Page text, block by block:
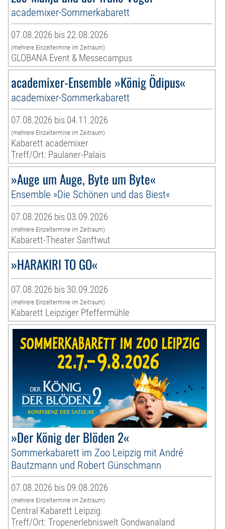
academixer-Sommerkabarett
07.08.2026 bis 22.08.2026
(mehrere Einzeltermine im Zeitraum)
GLOBANA Event & Messecampus
academixer-Ensemble »König Ödipus«
academixer-Sommerkabarett
07.08.2026 bis 04.11.2026
(mehrere Einzeltermine im Zeitraum)
Kabarett academixer
Treff/Ort: Paulaner-Palais
»Auge um Auge, Byte um Byte«
Ensemble »Die Schönen und das Biest«
07.08.2026 bis 03.09.2026
(mehrere Einzeltermine im Zeitraum)
Kabarett-Theater Sanftwut
»HARAKIRI TO GO«
07.08.2026 bis 30.09.2026
(mehrere Einzeltermine im Zeitraum)
Kabarett Leipziger Pfeffermühle
»Der König der Blöden 2«
Sommerkabarett im Zoo Leipzig mit André
Bautzmann und Robert Günschmann
07.08.2026 bis 09.08.2026
(mehrere Einzeltermine im Zeitraum)
Central Kabarett Leipzig
Treff/Ort: Tropenerlebniswelt Gondwanaland